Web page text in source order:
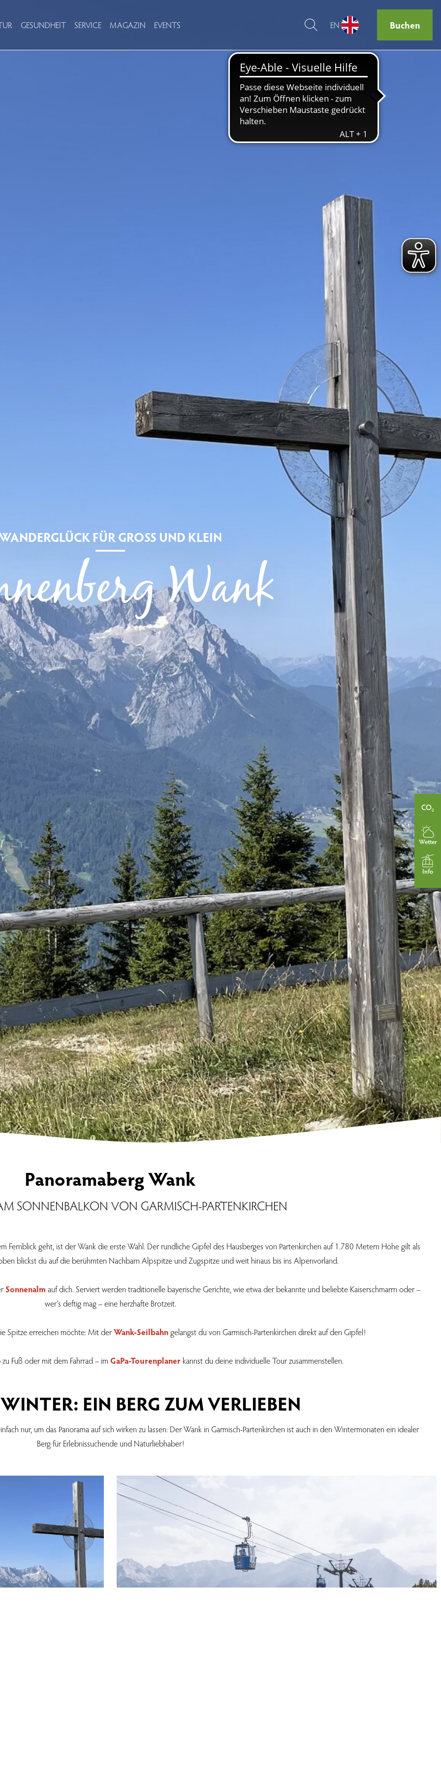
GESUNDHEIT SERVICE MAGAZIN EVENTS EN Buchen
FÜR GROSS UND KLEIN
Wank
Panoramaberg Wank
SONNENBALKON VON GARMISCH-PARTENKIRCHEN
Fernblick geht, ist der Wank die erste Wahl. Der rundliche Gipfel des Hausberges von Partenkirchen auf 1.780 Metern Höhe gilt als
blickst du auf die berühmten Nachbarn Alpspitze und Zugspitze und weit hinaus bis ins Alpenvorland.
Sonnenalm auf dich. Serviert werden traditionelle bayerische Gerichte, wie etwa der bekannte und beliebte Kaiserschmarrn oder –
wer’s deftig mag – eine herzhafte Brotzeit.
Spitze erreichen möchte: Mit derWank-Seilbahngelangst du von Garmisch-Partenkirchen direkt auf den Gipfel!
Fuß oder mit dem Fahrrad – im GaPa-Tourenplanerkannst du deine individuelle Tour zusammenstellen.
EIN BERG ZUM VERLIEBEN
nur, um das Panorama auf sich wirken zu lassen: Der Wank in Garmisch-Partenkirchen ist auch in den Wintermonaten ein idealer
Berg für Erlebnissuchende und Naturliebhaber!
CO₂
Wetter
Info